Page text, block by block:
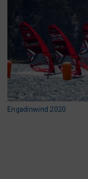
Engadinwind 2020